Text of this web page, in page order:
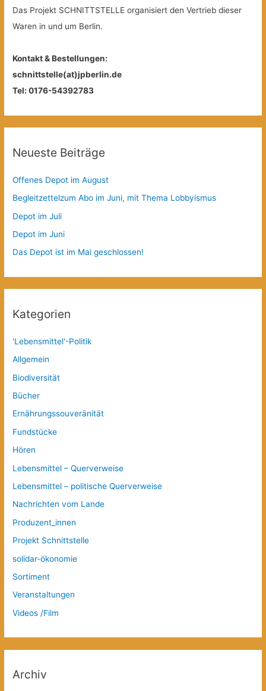
Das Projekt SCHNITTSTELLE organisiert den Vertrieb dieser
Waren in und um Berlin.
Kontakt & Bestellungen:
schnittstelle(at)jpberlin.de
Tel: 0176-54392783
Neueste Beiträge
Offenes Depot im August
Begleitzettelzum Abo im Juni, mit Thema Lobbyismus
Depot im Juli
Depot im Juni
Das Depot ist im Mai geschlossen!
Kategorien
'Lebensmittel'-Politik
Allgemein
Biodiversität
Bücher
Ernährungssouveränität
Fundstücke
Hören
Lebensmittel – Querverweise
Lebensmittel – politische Querverweise
Nachrichten vom Lande
Produzent_innen
Projekt Schnittstelle
solidar-ökonomie
Sortiment
Veranstaltungen
Videos /Film
Archiv